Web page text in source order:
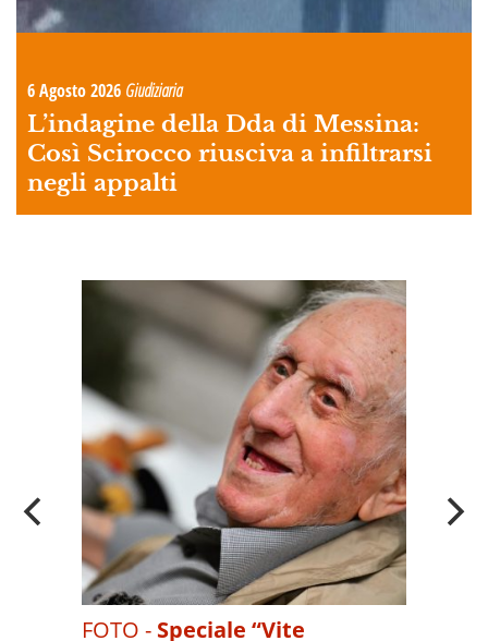
6 Agosto 2026 Giudiziaria
L’indagine della Dda di Messina:
Così Scirocco riusciva a infiltrarsi
negli appalti
FOTO - Speciale “Vite